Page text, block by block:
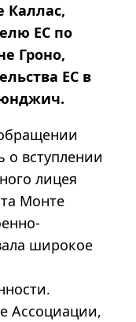
Каллас,
ЕС по
Гроно,
ЕС в
о вступлении
лицея
Монте
широкое
Ассоциации,